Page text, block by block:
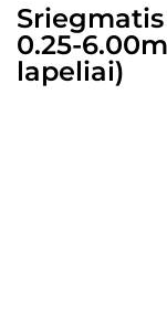
0.25-
lapeliai)